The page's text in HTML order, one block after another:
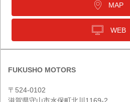
MAP
WEB
FUKUSHO MOTORS
〒524-0102